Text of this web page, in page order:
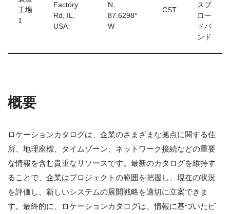
工場
1
Factory
Rd, IL,
USA
N,
87.6298°
W
CST
スブ
ロー
ドバ
ンド
概要
ロケーションカタログは、企業のさまざまな拠点に関する住
所、地理座標、タイムゾーン、ネットワーク接続などの重要
な情報を含む貴重なリソースです。最新のカタログを維持す
ることで、企業はプロジェクトの範囲を把握し、現在の状況
を評価し、新しいシステムの展開戦略を適切に立案できま
す。最終的に、ロケーションカタログは、情報に基づいたビ